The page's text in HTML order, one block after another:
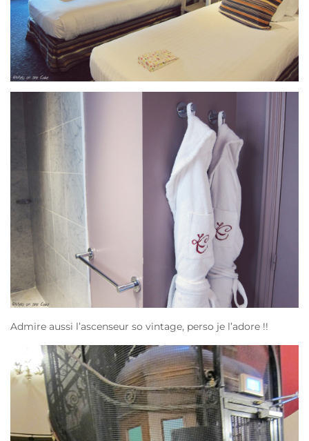
Admire aussi l’ascenseur so vintage, perso je l’adore !!